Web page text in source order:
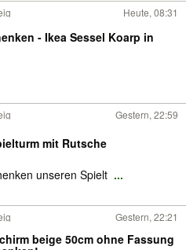
Heute, 08:31
- Ikea Sessel Koarp in
Gestern, 22:59
mit Rutsche
unseren Spielt ...
Gestern, 22:21
beige 50cm ohne Fassung